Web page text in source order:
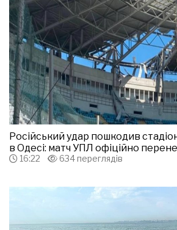
Російський удар пошкодив
в Одесі: матч УПЛ офіційно
16:22 634 переглядів